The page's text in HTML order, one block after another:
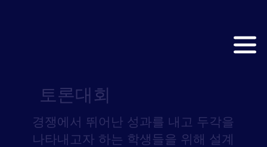
토론대회
경쟁에서 뛰어난 성과를 내고 두각을
나타내고자 하는 학생들을 위해 설계